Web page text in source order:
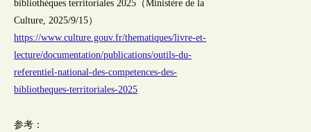
bibliothèques territoriales 2025（Ministère de la
Culture, 2025/9/15）
https://www.culture.gouv.fr/thematiques/livre-et-
lecture/documentation/publications/outils-du-
referentiel-national-des-competences-des-
bibliotheques-territoriales-2025
参考：